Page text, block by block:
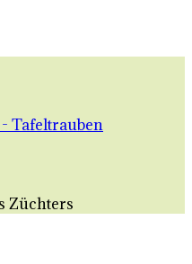
Tafeltrauben
Züchters